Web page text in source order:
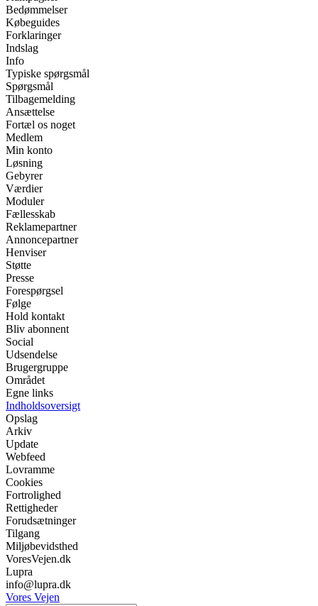
Bedømmelser
Købeguides
Forklaringer
Indslag
Info
Typiske spørgsmål
Spørgsmål
Tilbagemelding
Ansættelse
Fortæl os noget
Medlem
Min konto
Løsning
Gebyrer
Værdier
Moduler
Fællesskab
Reklamepartner
Annoncepartner
Henviser
Støtte
Presse
Forespørgsel
Følge
Hold kontakt
Bliv abonnent
Social
Udsendelse
Brugergruppe
Området
Egne links
Indholdsoversigt
Opslag
Arkiv
Update
Webfeed
Lovramme
Cookies
Fortrolighed
Rettigheder
Forudsætninger
Tilgang
Miljøbevidsthed
VoresVejen.dk
Lupra
info@lupra.dk
Vores Vejen